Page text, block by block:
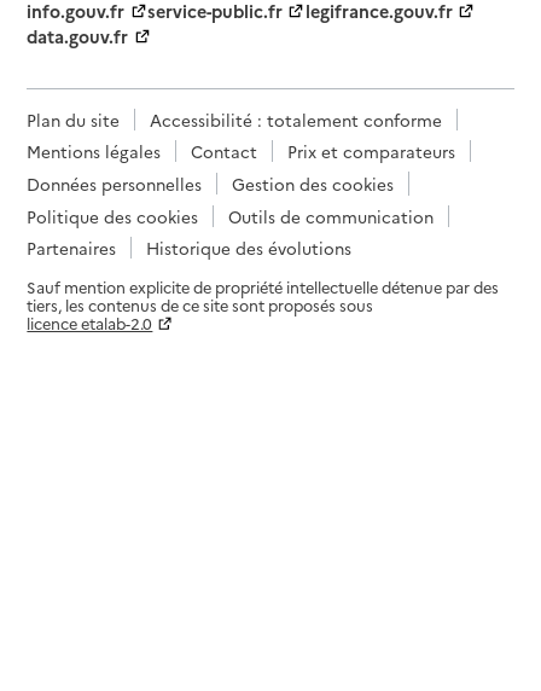
info.gouv.fr service-public.fr
legifrance.gouv.fr
data.gouv.fr
Plan du site
Accessibilité : totalement conforme
Mentions légales
Contact
Prix et comparateurs
Données personnelles
Gestion des cookies
Politique des cookies
Outils de communication
Partenaires
Historique des évolutions
Sauf mention explicite de propriété intellectuelle détenue par des
tiers, les contenus de ce site sont proposés sous
licence etalab-2.0